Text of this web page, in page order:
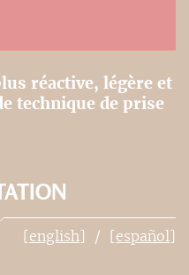
réactive, légère et
technique de prise
[english] [español]